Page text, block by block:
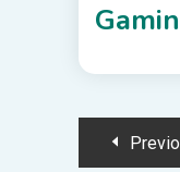
Post